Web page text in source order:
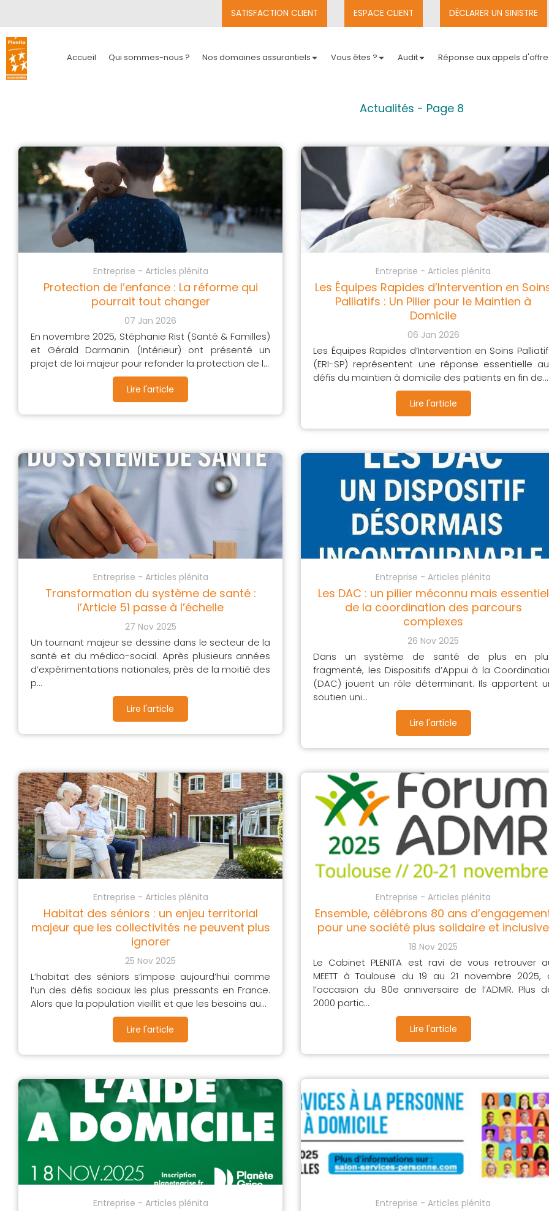
SATISFACTION CLIENT ESPACE CLIENT DÉCLARER UN SINISTRE
Accueil Qui sommes-nous ? Nos domaines assurantiels Vous êtes ? Audit Réponse aux appels
Actualités - Page 8
Entreprise - Articles plénita
Protection de l’enfance : La réforme qui
pourrait tout changer
07 Jan 2026
En novembre 2025, Stéphanie Rist (Santé & Familles)
et Gérald Darmanin (Intérieur) ont présenté un
projet de loi majeur pour refonder la protection de l...
Lire l'article
Entreprise - Articles plénita
Les Équipes Rapides d’Intervention en
Palliatifs : Un Pilier pour le Maintien à
Domicile
06 Jan 2026
Les Équipes Rapides d’Intervention en Soins
(ERI-SP) représentent une réponse essentielle
défis du maintien à domicile des patients en fin de...
Lire l'article
Entreprise - Articles plénita
Transformation du système de santé :
l’Article 51 passe à l’échelle
27 Nov 2025
Un tournant majeur se dessine dans le secteur de la
santé et du médico-social. Après plusieurs années
d’expérimentations nationales, près de la moitié des
p...
Lire l'article
Entreprise - Articles plénita
Les DAC : un pilier méconnu mais essentiel
de la coordination des parcours
complexes
26 Nov 2025
Dans un système de santé de plus en
fragmenté, les Dispositifs d’Appui à la
(DAC) jouent un rôle déterminant. Ils apportent
soutien uni...
Lire l'article
Entreprise - Articles plénita
Habitat des séniors : un enjeu territorial
majeur que les collectivités ne peuvent plus
ignorer
25 Nov 2025
L’habitat des séniors s’impose aujourd’hui comme
l’un des défis sociaux les plus pressants en France.
Alors que la population vieillit et que les besoins au...
Lire l'article
Entreprise - Articles plénita
Ensemble, célébrons 80 ans
pour une société plus solidaire et inclusive
18 Nov 2025
Le Cabinet PLENITA est ravi de vous retrouver
MEETT à Toulouse du 19 au 21 novembre 2025,
l’occasion du 80e anniversaire de l’ADMR. Plus
2000 partic...
Lire l'article
Entreprise - Articles plénita Entreprise - Articles plénita